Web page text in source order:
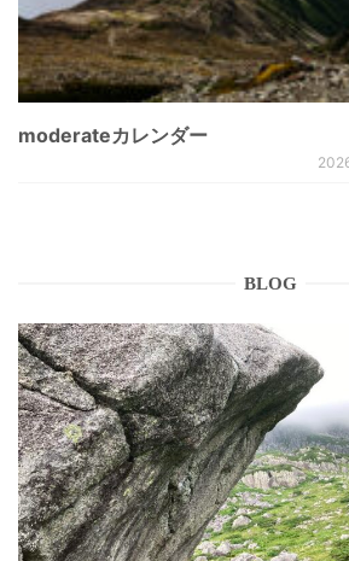
moderateカレンダー
BLOG